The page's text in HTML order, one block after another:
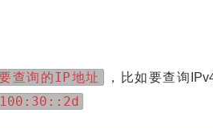
查询的IP地址 ，比如要查询